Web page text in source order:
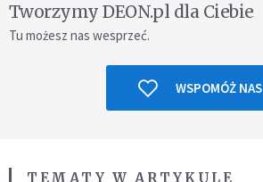
Tworzymy DEON.pl dla Ciebie
Tu możesz nas wesprzeć.
WSPOMÓŻ NAS
TEMATY W ARTYKULE